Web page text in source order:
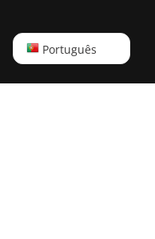
Português
English